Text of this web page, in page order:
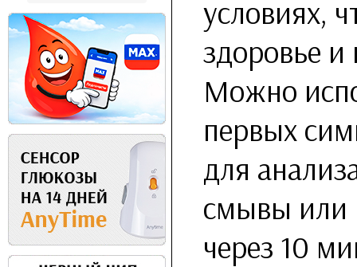
условиях,
здоровье
Можно
первых
для
смывы или
через 10